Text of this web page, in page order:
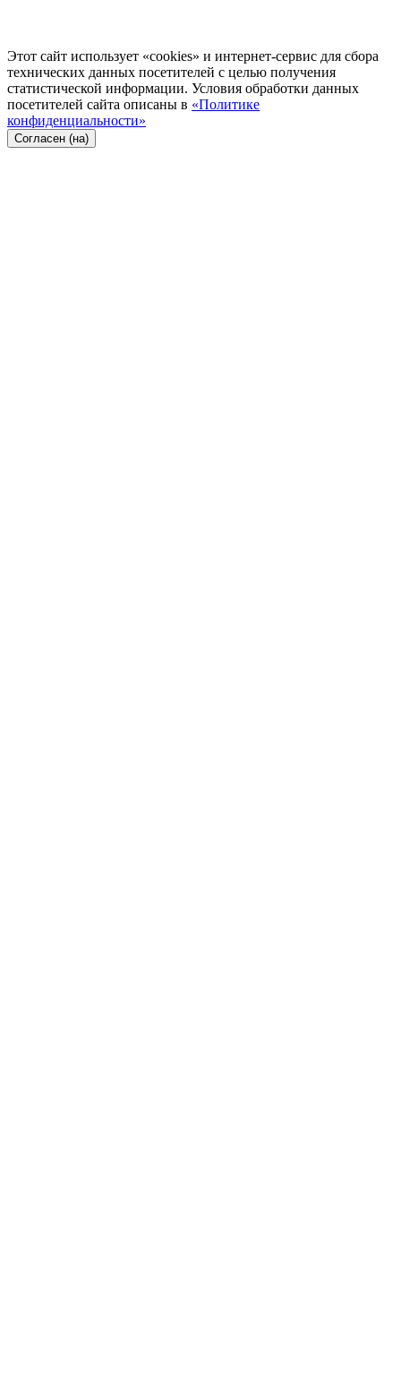
Этот сайт использует «cookies» и интернет-сервис для сбора
технических данных посетителей с целью получения
статистической информации. Условия обработки данных
посетителей сайта описаны в «Политике
конфиденциальности»
Согласен (на)